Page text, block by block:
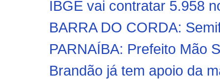
IBGE vai contratar 5.958
BARRA DO CORDA:
PARNAÍBA: Prefeito Mão
Brandão já tem apoio da